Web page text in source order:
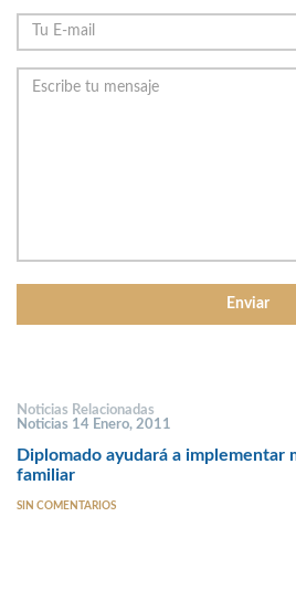
Noticias Relacionadas
Noticias 14 Enero, 2011
Diplomado ayudará a implementar
familiar
SIN COMENTARIOS